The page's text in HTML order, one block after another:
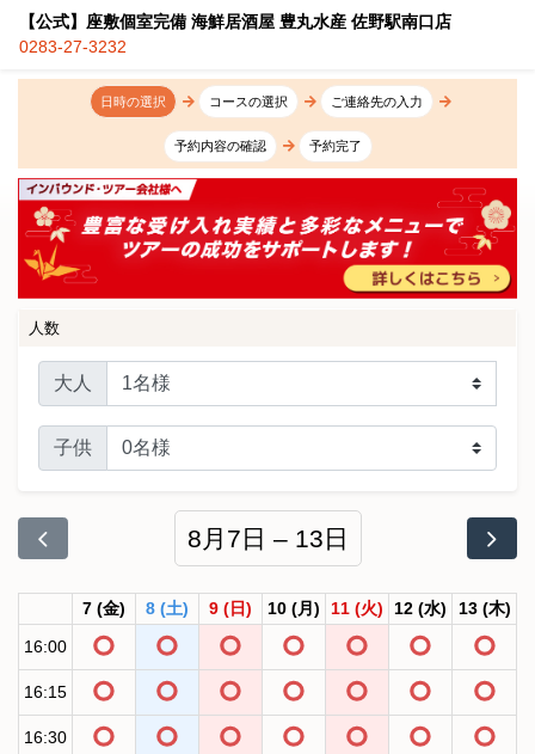
【公式】座敷個室完備 海鮮居酒屋 豊丸水産 佐野駅南口店
0283-27-3232
日時の選択 コースの選択 ご連絡先の入力
予約内容の確認 予約完了
人数
大人
子供
8月7日 – 13日
7 (金) 8 (土) 9 (日) 10 (月) 11 (火) 12 (水) 13 (木)
16:00
16:15
16:30